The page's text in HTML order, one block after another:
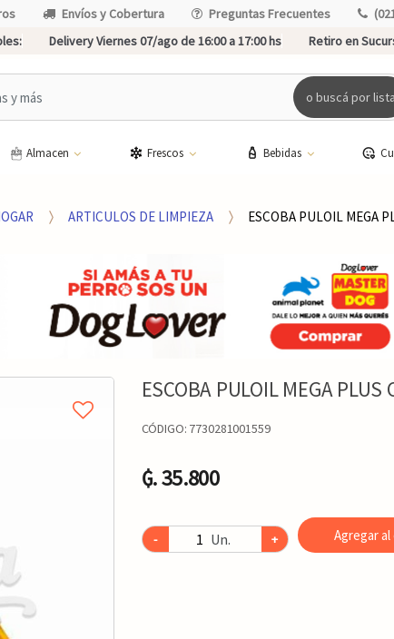
Envíos y Cobertura Preguntas Frecuentes
Delivery Viernes 07/ago de 16:00 a 17:00 hs Retiro en
o buscá por lista
Almacen Frescos Bebidas
ARTICULOS DE LIMPIEZA ESCOBA PULOIL MEGA
ESCOBA PULOIL MEGA PLUS
CÓDIGO: 7730281001559
₲. 35.800
- Un. + Agregar